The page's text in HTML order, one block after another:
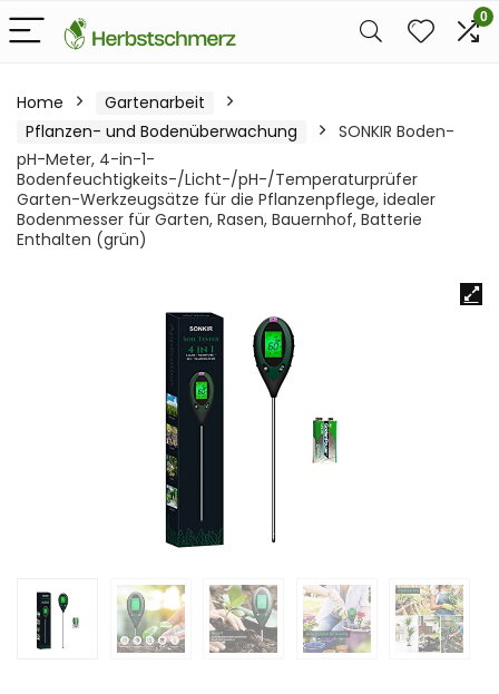
0
Home
Gartenarbeit
Pflanzen- und Bodenüberwachung
SONKIR Boden-
pH-Meter, 4-in-1-
Bodenfeuchtigkeits-/Licht-/pH-/Temperaturprüfer
Garten-Werkzeugsätze für die Pflanzenpflege, idealer
Bodenmesser für Garten, Rasen, Bauernhof, Batterie
Enthalten (grün)